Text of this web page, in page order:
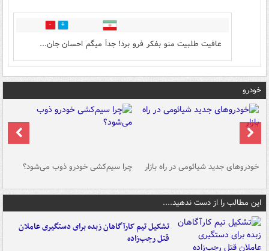
0
عافیت طلبیت منو بفکر فرو برد! جداَ میگم احسان جان...
خودرو
خودروهای جدید شیائومی در راه بازار چرا سیم‌کشی خودرو ذوب می‌شود؟
این مطالب را از دست ندهید....
تشکیل تیم کارآگاهان زبده برای دستگیری عاملان
قتل رجب‌زاده